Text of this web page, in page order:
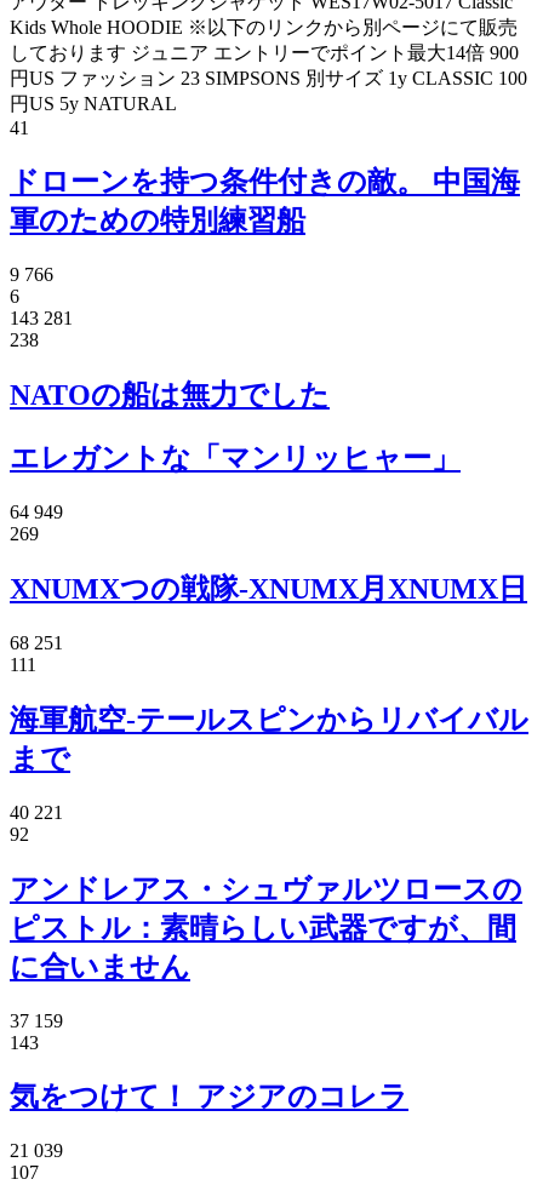
Kids Whole HOODIE ※以下のリンクから別ページにて販売
しております ジュニア エントリーでポイント最大14倍 900
円US ファッション 23 SIMPSONS 別サイズ 1y CLASSIC 100
円US 5y NATURAL
41
ドローンを持つ条件付きの敵。 中国海
軍のための特別練習船
9 766
6
143 281
238
NATOの船は無力でした
エレガントな「マンリッヒャー」
64 949
269
XNUMXつの戦隊-XNUMX月XNUMX日
68 251
111
海軍航空-テールスピンからリバイバル
まで
40 221
92
アンドレアス・シュヴァルツロースの
ピストル：素晴らしい武器ですが、間
に合いません
37 159
143
気をつけて！ アジアのコレラ
21 039
107